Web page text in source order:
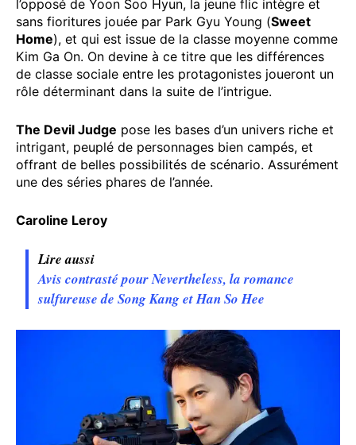
l’opposé de Yoon Soo Hyun, la jeune flic intègre et
sans fioritures jouée par Park Gyu Young (Sweet
Home), et qui est issue de la classe moyenne comme
Kim Ga On. On devine à ce titre que les différences
de classe sociale entre les protagonistes joueront un
rôle déterminant dans la suite de l’intrigue.
The Devil Judge pose les bases d’un univers riche et
intrigant, peuplé de personnages bien campés, et
offrant de belles possibilités de scénario. Assurément
une des séries phares de l’année.
Caroline Leroy
Lire aussi
Avis contrasté pour Nevertheless, la romance
sulfureuse de Song Kang et Han So Hee